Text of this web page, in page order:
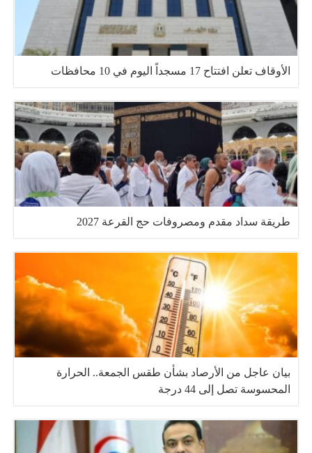
الأوقاف تعلن افتتاح 17 مسجداً اليوم في 10 محافظات
طريقة سداد مقدم ومصروفات حج القرعة 2027
بيان عاجل من الأرصاد بشأن طقس الجمعة.. الحرارة
المحسوسة تصل إلى 44 درجة